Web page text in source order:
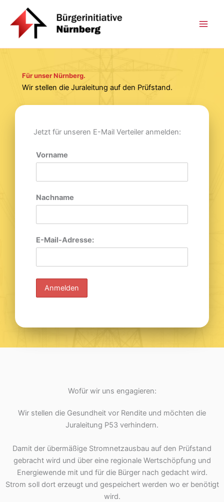
Inhalt
springen
Für unser Nürnberg.
Wir stellen die Juraleitung auf den Prüfstand.
Jetzt für unseren E-Mail Verteiler anmelden:
Vorname
Nachname
E-Mail-Adresse:
Wofür wir uns engagieren:
Wir stellen die Gesundheit vor Rendite und möchten die
Juraleitung P53 verhindern.
Damit der übermäßige Stromnetzausbau auf den Prüfstand
gebracht wird und über eine regionale Wertschöpfung und
Energiewende mit und für die Bürger nach gedacht wird.
Strom soll dort erzeugt und gespeichert werden wo er benötigt
wird.